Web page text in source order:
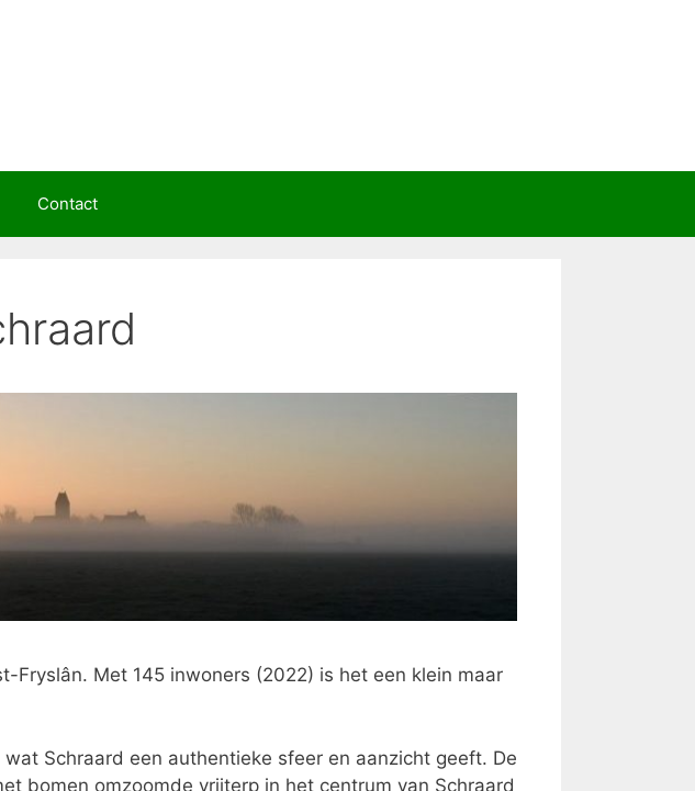
Contact
Fryslân. Met 145 inwoners (2022) is het een klein maar
Schraard een authentieke sfeer en aanzicht geeft. De
bomen omzoomde vrijterp in het centrum van Schraard